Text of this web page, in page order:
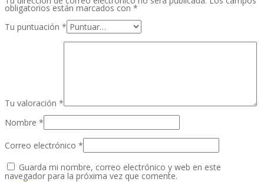
obligatorios están marcados con *
Tu puntuación *
Tu valoración *
Nombre *
Correo electrónico *
Guarda mi nombre, correo electrónico y web en este
navegador para la próxima vez que comente.